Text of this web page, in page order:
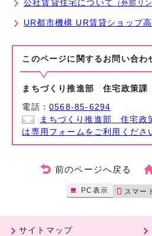
公社賃貸住宅について （外部リ
UR都市機構 UR賃貸ショップ
このページに関する お問い合わ
まちづくり推進部 住宅政策課
電話：0568-85-6294
まちづくり推進部 住宅政
は専用フォームをご利用くださ
前のページへ戻る
PC表示 スマー
サイトマップ